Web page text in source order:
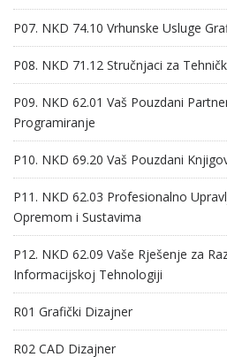
P07. NKD 74.10 Vrhunske Usluge
P08. NKD 71.12 Stručnjaci za
P09. NKD 62.01 Vaš Pouzdani
Programiranje
P10. NKD 69.20 Vaš Pouzdani
P11. NKD 62.03 Profesionalno
Opremom i Sustavima
P12. NKD 62.09 Vaše Rješenje za
Informacijskoj Tehnologiji
R01 Grafički Dizajner
R02 CAD Dizajner